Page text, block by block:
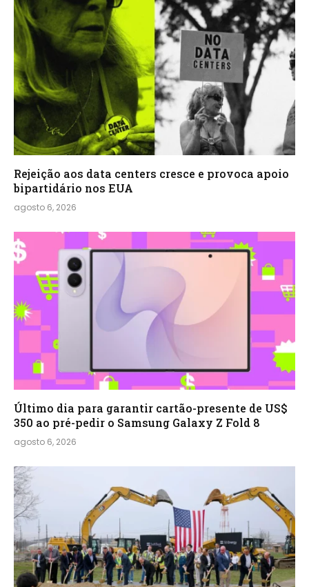
Rejeição aos data centers cresce e provoca apoio
bipartidário nos EUA
agosto 6, 2026
Último dia para garantir cartão-presente de US$
350 ao pré-pedir o Samsung Galaxy Z Fold 8
agosto 6, 2026